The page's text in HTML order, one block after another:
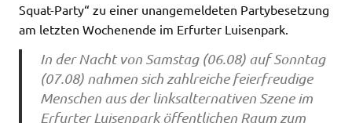
Squat-Party“ zu einer unangemeldeten Partybesetzung
am letzten Wochenende im Erfurter Luisenpark.
In der Nacht von Samstag (06.08) auf Sonntag
(07.08) nahmen sich zahlreiche feierfreudige
Menschen aus der linksalternativen Szene im
Erfurter Luisenpark öffentlichen Raum zum